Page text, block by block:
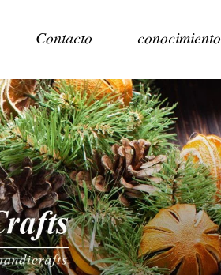
Contacto conocimiento